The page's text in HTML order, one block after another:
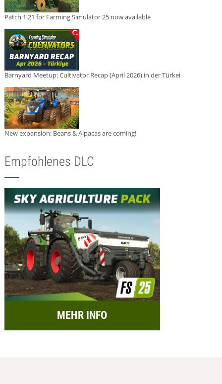
Patch 1.21 for Farming Simulator 25 now available
Barnyard Meetup: Cultivator Recap (April 2026) in der Türkei
New expansion: Beans & Alpacas are coming!
Empfohlenes DLC
MEHR INFO